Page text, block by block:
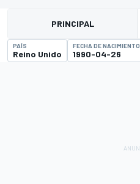
PRINCIPAL
PAÍS
Reino Unido
FECHA DE NACIMIENTO
1990-04-26